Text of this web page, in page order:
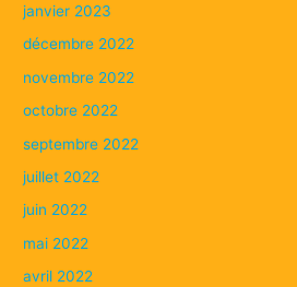
janvier 2023
décembre 2022
novembre 2022
octobre 2022
septembre 2022
juillet 2022
juin 2022
mai 2022
avril 2022